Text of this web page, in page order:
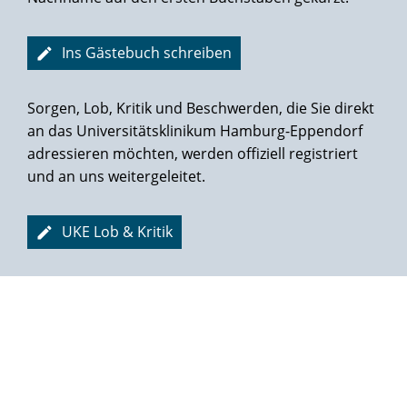
Großes Lob, viel Dank und aufrichtige Anerkennung für
mich kümmerte.
Das gleiche gilt uneingeschränkt für das sehr freundliche,
kompetente und entgegenkommende Pflege- und
Hauspersonal.
mir den Katheder ebenfalls in der Martini-Klinik ambulant
entfernen lassen. Auch hier alles bestens und sehr
Ins Gästebuch schreiben
Sorgen, Lob, Kritik und Beschwerden, die Sie direkt
an das Universitätsklinikum Hamburg-Eppendorf
adressieren möchten, werden offiziell registriert
und an uns weitergeleitet.
UKE Lob & Kritik